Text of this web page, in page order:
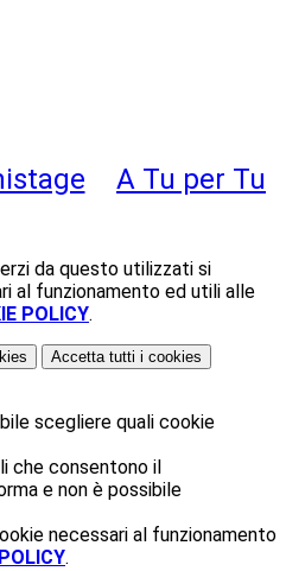
A Tu per Tu
da questo utilizzati si
al funzionamento ed utili alle
POLICY.
Accetta tutti i cookies
scegliere quali cookie
che consentono il
e non è possibile
necessari al funzionamento
.